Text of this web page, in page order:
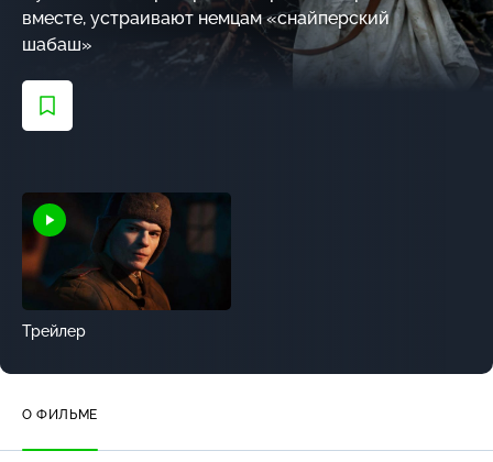
вместе, устраивают немцам «снайперский
шабаш»
Трейлер
О ФИЛЬМЕ